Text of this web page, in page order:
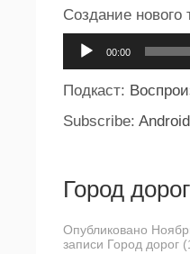
Создание нового
00:00
Подкаст:
Subscribe: Android
Город
Опубликовано
записи Город дорог